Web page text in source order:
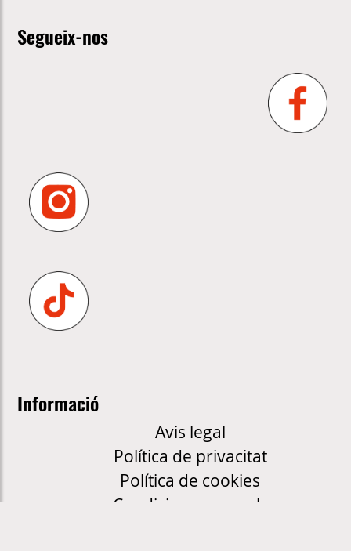
Segueix-nos
Informació
Avis legal
Política de privacitat
Política de cookies
Condicions generals